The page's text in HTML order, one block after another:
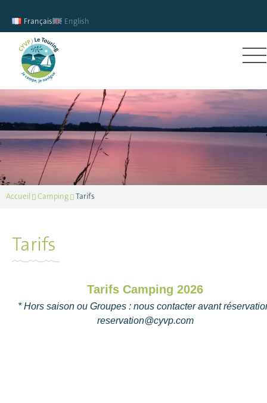
Français English
Accueil Camping Tarifs
Tarifs
Tarifs Camping 2026
* Hors saison ou Groupes : nous contacter avant
reservation@cyvp.com